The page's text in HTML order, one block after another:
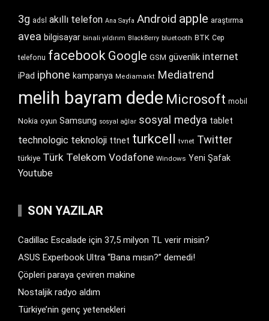
3g adsl akıllı telefon Ana Sayfa Android apple araştırma
avea bilgisayar binali yıldırım BlackBerry bluetooth BTK Cep
telefonu facebook Google GSM güvenlik internet
iPad iphone kampanya Mediamarkt Mediatrend
melih bayram dede Microsoft mobil
Nokia oyun Samsung sosyal ağlar sosyal medya tablet
technologic teknoloji ttnet turkcell tvnet Twitter
türkiye Türk Telekom Vodafone Windows Yeni Şafak
Youtube
SON YAZILAR
Cadillac Escalade için 37,5 milyon TL verir misin?
ASUS Experbook Ultra “Bana mısın?” demedi!
Çöpleri paraya çeviren makine
Nostaljik radyo aldım
Türkiye’nin genç yetenekleri